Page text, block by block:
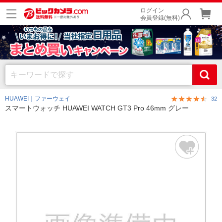
ログイン
会員登録(無料)
HUAWEI｜ファーウェイ 32
スマートウォッチ HUAWEI WATCH GT3 Pro 46mm グレー